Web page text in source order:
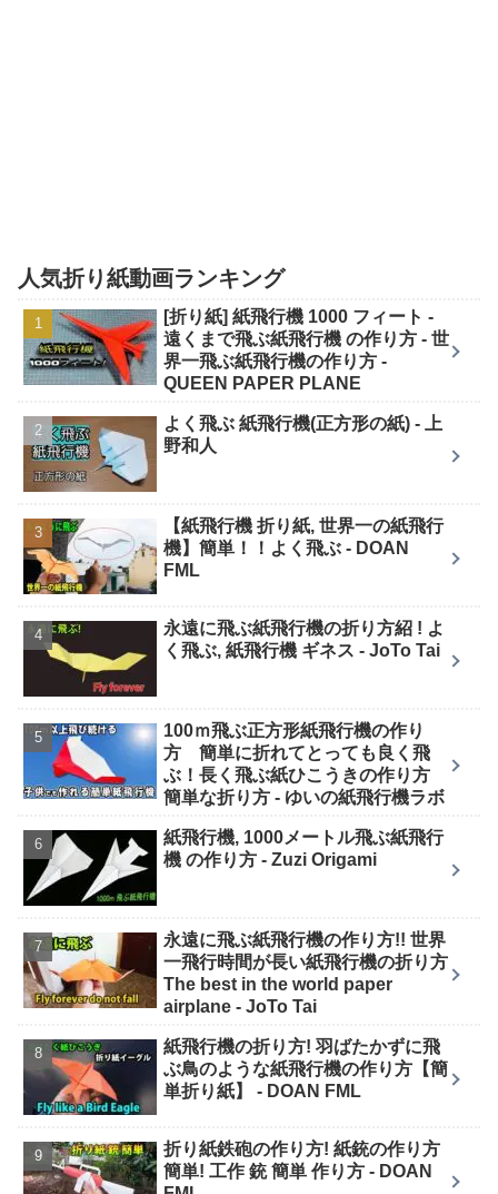
人気折り紙動画ランキング
[折り紙] 紙飛行機 1000 フィート -
遠くまで飛ぶ紙飛行機 の作り方 - 世
界一飛ぶ紙飛行機の作り方 -
QUEEN PAPER PLANE
よく飛ぶ 紙飛行機(正方形の紙) - 上
野和人
【紙飛行機 折り紙, 世界一の紙飛行
機】簡単！！よく飛ぶ - DOAN
FML
永遠に飛ぶ紙飛行機の折り方紹 ! よ
く飛ぶ, 紙飛行機 ギネス - JoTo Tai
100ｍ飛ぶ正方形紙飛行機の作り
方 簡単に折れてとっても良く飛
ぶ！長く飛ぶ紙ひこうきの作り方
簡単な折り方 - ゆいの紙飛行機ラボ
紙飛行機, 1000メートル飛ぶ紙飛行
機 の作り方 - Zuzi Origami
永遠に飛ぶ紙飛行機の作り方!! 世界
一飛行時間が長い紙飛行機の折り方
The best in the world paper
airplane - JoTo Tai
紙飛行機の折り方! 羽ばたかずに飛
ぶ鳥のような紙飛行機の作り方【簡
単折り紙】 - DOAN FML
折り紙鉄砲の作り方! 紙銃の作り方
簡単! 工作 銃 簡単 作り方 - DOAN